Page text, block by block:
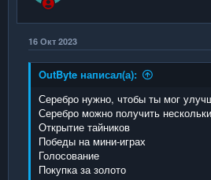
16 Окт 2023
OutByte написал(а):
Серебро нужно, чтобы ты мог
Серебро можно получить
Открытие тайников
Победы на мини-играх
Голосование
Покупка за золото